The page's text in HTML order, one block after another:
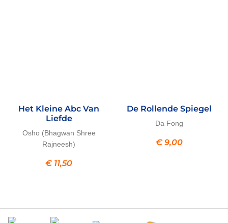
Het Kleine Abc Van
Liefde
Osho (Bhagwan Shree
Rajneesh)
€11,50
De Rollende Spiegel
Da Fong
€9,00